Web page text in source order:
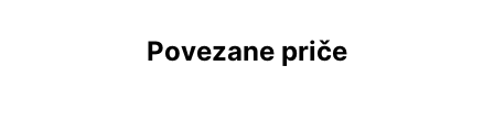
Povezane priče